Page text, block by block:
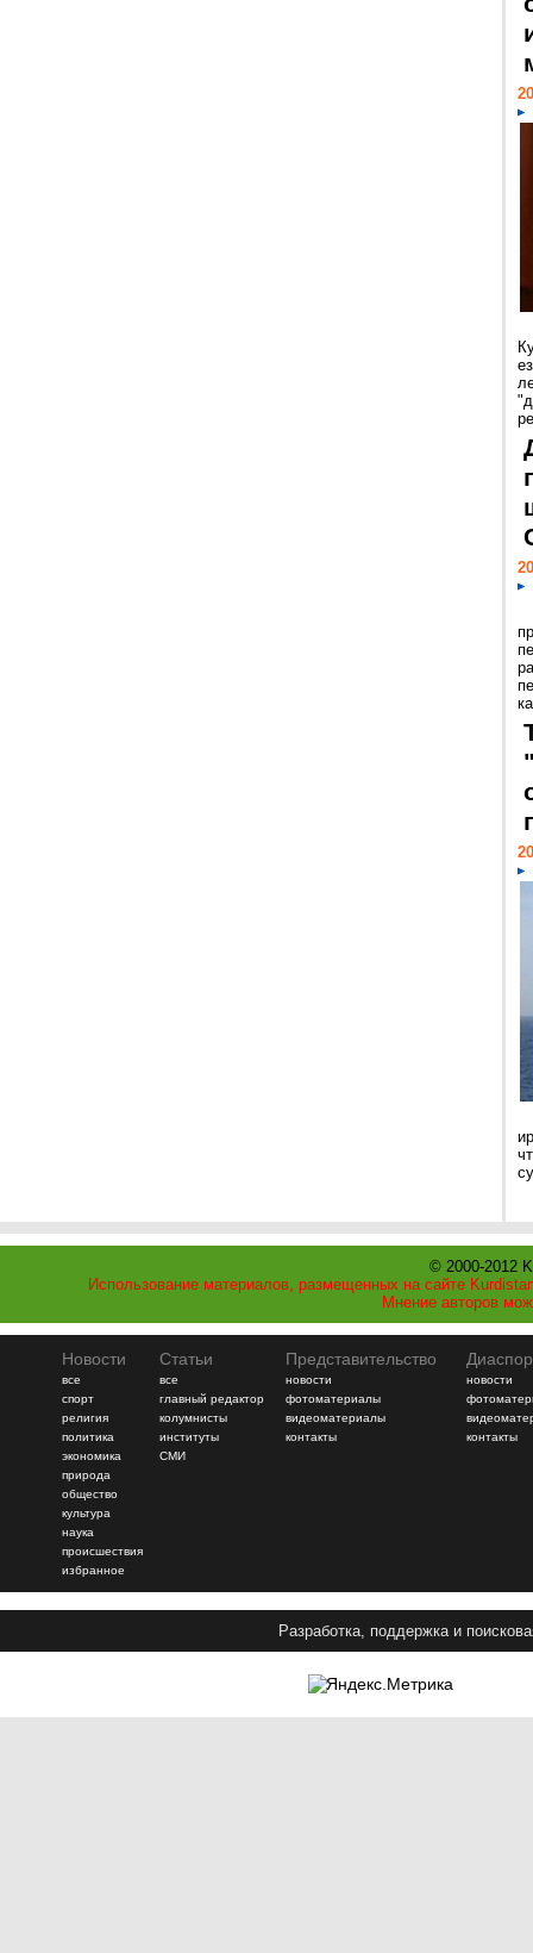
© 2000-2012
Использование материалов, размещенных на сайте
Мнение авторов
Новости
все
спорт
религия
политика
экономика
природа
общество
культура
наука
происшествия
избранное
Статьи
все
главный редактор
колумнисты
институты
СМИ
Представительство
новости
фотоматериалы
видеоматериалы
контакты
новости
контакты
Разработка, поддержка и